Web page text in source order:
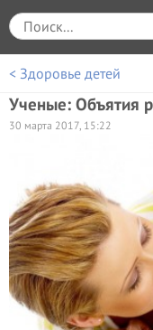
< Здоровье детей
Ученые: Объятия
30 марта 2017, 15:22